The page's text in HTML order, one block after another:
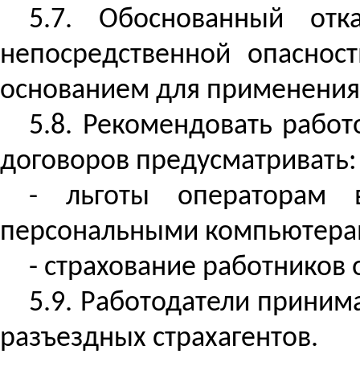
5.7. Обоснованный
непосредственной
основанием для
5.8. Рекомендовать
договоров предусматривать:
- льготы операторам
персональными
- страхование работников
5.9. Работодатели
разъездных страхагентов.